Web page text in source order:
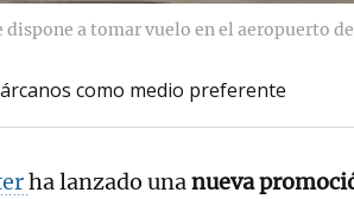
dispone a tomar vuelo en el aeropuerto
como medio preferente
ha lanzado unanueva